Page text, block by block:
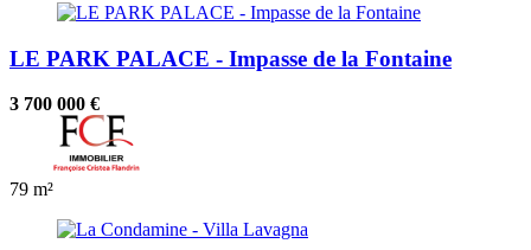
LE PARK PALACE - Impasse de la Fontaine
3 700 000 €
79 m²